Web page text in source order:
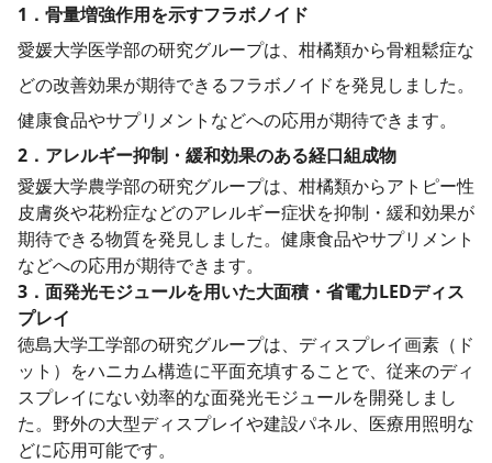
​1． 骨量増強作用を示すフラボノイド
愛媛大学医学部の研究グループは、柑橘類から骨粗鬆症な
どの改善効果が期待できるフラボノイドを発見しました。
健康食品やサプリメントなどへの応用が期待できます。
​2． アレルギー抑制・緩和効果のある経口組成物
愛媛大学農学部の研究グループは、柑橘類からアトピー性
皮膚炎や花粉症などのアレルギー症状を抑制・緩和効果が
期待できる物質を発見しました。健康食品やサプリメント
などへの応用が期待できます。
3． 面発光モジュールを用いた大面積・省電力LEDディス
プレイ
徳島大学工学部の研究グループは、ディスプレイ画素（ド
ット）をハニカム構造に平面充填することで、従来のディ
スプレイにない効率的な面発光モジュールを開発しまし
た。野外の大型ディスプレイや建設パネル、医療用照明な
どに応用可能です。